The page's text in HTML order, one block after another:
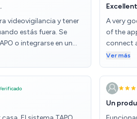
videovigilancia y tener
estás fuera. Se
o integrarse en un
de un tercero junto a
El piloto de estado se
nocturna infraroja
pero que le
ocasión tras un
A very
of the
connect
have
phone if
without
bought it
lot :) ) A
Ver más
Un